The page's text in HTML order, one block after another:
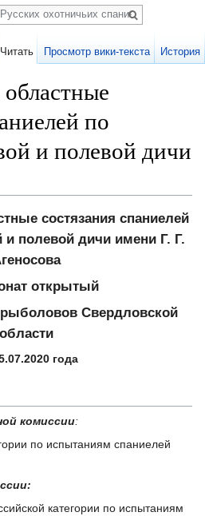
по
и полевой дичи
состязания спаниелей
и полевой дичи имени Г. Г.
открытый
Свердловской
области
года
комиссии:
по испытаниям спаниелей
категории по испытаниям
Читать Просмотр вики-текста История